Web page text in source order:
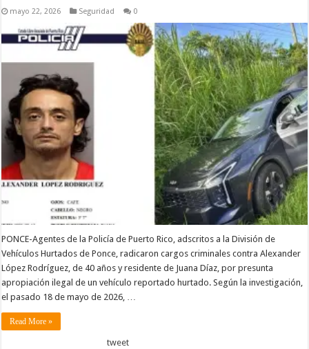
mayo 22, 2026 Seguridad 0
PONCE-Agentes de la Policía de Puerto Rico, adscritos a la División de
Vehículos Hurtados de Ponce, radicaron cargos criminales contra Alexander
López Rodríguez, de 40 años y residente de Juana Díaz, por presunta
apropiación ilegal de un vehículo reportado hurtado. Según la investigación,
el pasado 18 de mayo de 2026, …
Read More »
tweet